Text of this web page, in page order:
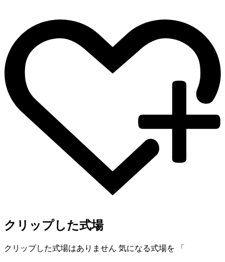
クリップした式場
クリップした式場はありません 気になる式場を 「